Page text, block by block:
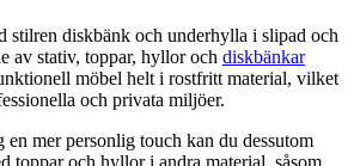
stilren diskbänk och underhylla i slipad och
av stativ, toppar, hyllor och diskbänkar
möbel helt i rostfritt material, vilket
och privata miljöer.
mer personlig touch kan du dessutom